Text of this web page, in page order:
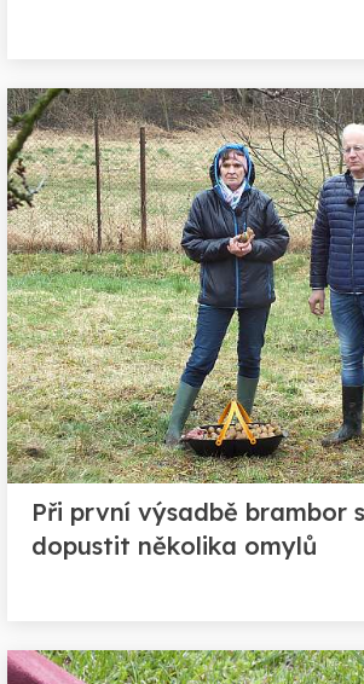
Při první výsadbě brambor
dopustit několika omylů